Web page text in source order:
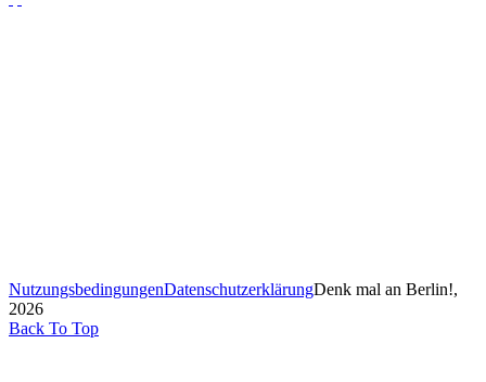
NutzungsbedingungenDatenschutzerklärungDenk mal an Berlin!,
2026
Back To Top